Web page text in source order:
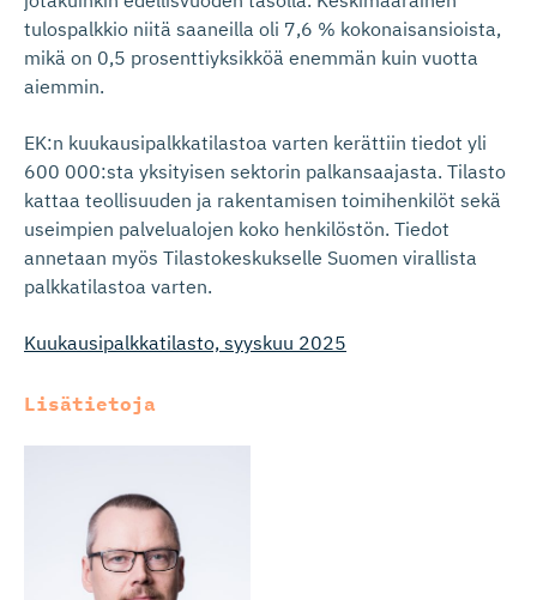
tulospalkkio niitä saaneilla oli 7,6 % kokonaisansioista,
mikä on 0,5 prosenttiyksikköä enemmän kuin vuotta
aiemmin.
EK:n kuukausipalkkatilastoa varten kerättiin tiedot yli
600 000:sta yksityisen sektorin palkansaajasta. Tilasto
kattaa teollisuuden ja rakentamisen toimihenkilöt sekä
useimpien palvelualojen koko henkilöstön. Tiedot
annetaan myös Tilastokeskukselle Suomen virallista
palkkatilastoa varten.
Kuukausipalkkatilasto, syyskuu 2025
Lisätietoja